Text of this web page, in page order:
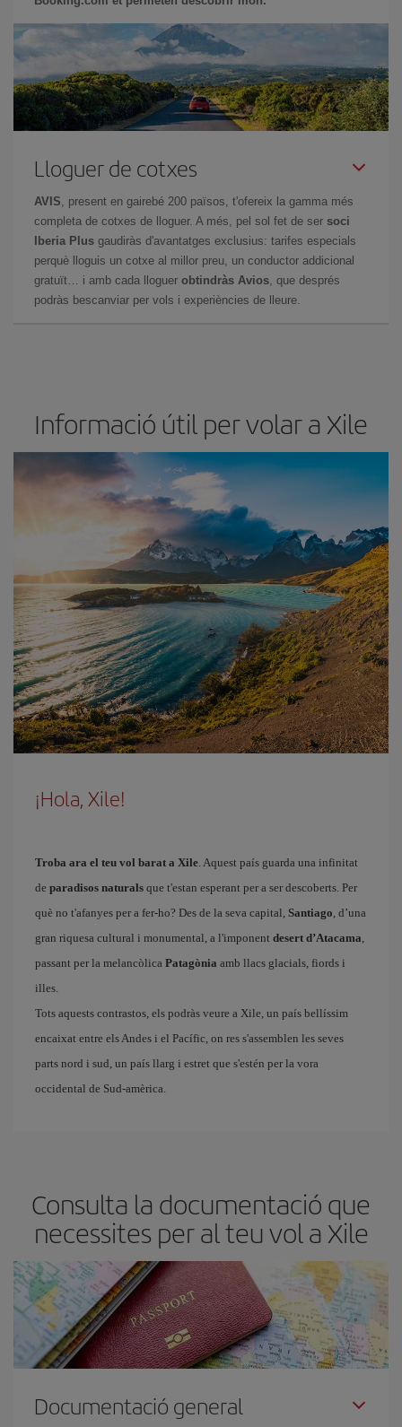
Lloguer de cotxes
AVIS , present en gairebé 200 països, t'ofereix la gamma més
completa de cotxes de lloguer. A més, pel sol fet de ser soci
Iberia Plus gaudiràs d'avantatges exclusius: tarifes especials
perquè lloguis un cotxe al millor preu, un conductor addicional
gratuït… i amb cada lloguer obtindràs Avios , que després
podràs bescanviar per vols i experiències de lleure.
Informació útil per volar a Xile
¡Hola, Xile!
Troba ara el teu vol barat a Xile . Aquest país guarda una infinitat
de paradisos naturals que t'estan esperant per a ser descoberts. Per
què no t'afanyes per a fer-ho? Des de la seva capital, Santiago , d’una
gran riquesa cultural i monumental, a l'imponent desert d’Atacama
passant per la melancòlica Patagònia amb llacs glacials, fiords i
illes.
Tots aquests contrastos, els podràs veure a Xile, un país bellíssim
encaixat entre els Andes i el Pacífic, on res s'assemblen les seves
parts nord i sud, un país llarg i estret que s'estén per la vora
occidental de Sud-amèrica.
Consulta la documentació que
necessites per al teu vol a Xile
Documentació general